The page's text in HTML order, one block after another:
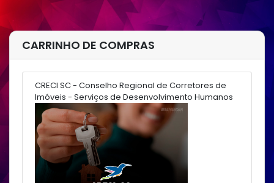
CARRINHO DE COMPRAS
CRECI SC - Conselho Regional de Corretores de
Imóveis - Serviços de Desenvolvimento Humanos